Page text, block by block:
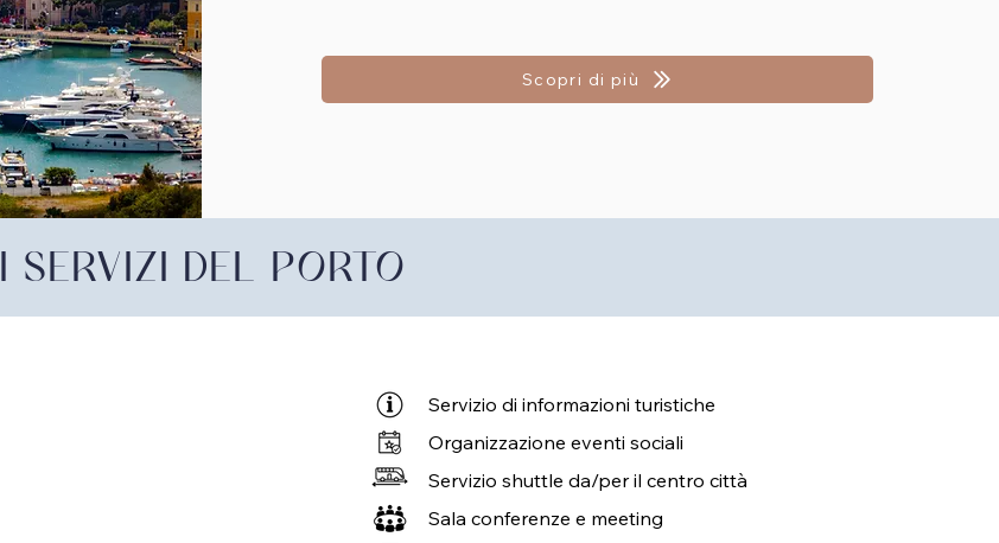
Scopri di più
I SERVIZI DEL PORTO
Servizio di informazioni turistiche
Organizzazione eventi sociali
Servizio shuttle da/per il centro città
Sala conferenze e meeting